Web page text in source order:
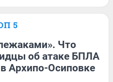
5
Что
об атаке БПЛА
Архипо-Осиповке